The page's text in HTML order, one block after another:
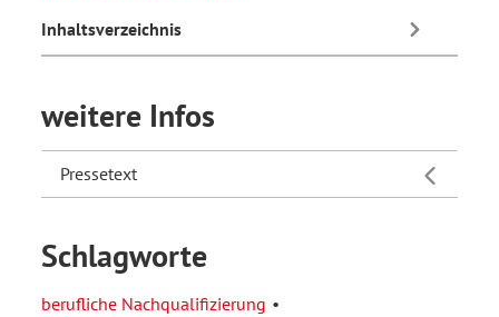
Inhaltsverzeichnis
weitere Infos
Pressetext
Schlagworte
berufliche Nachqualifizierung